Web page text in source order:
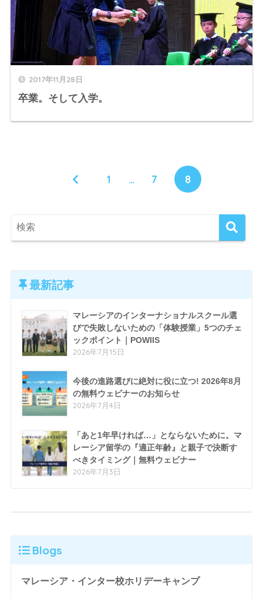
2017年11月28日
卒業。そして入学。
1 … 7 8
最新記事
マレーシアのインターナショナルスクール選
びで失敗しないための「体験授業」5つのチェ
ックポイント｜POWIIS
2026年7月15日
今後の進路選びに絶対に役に立つ! 2026年8月
の無料ウェビナーのお知らせ
2026年7月4日
「あと1年早ければ…」とならないために。マ
レーシア留学の『適正年齢』と親子で決断す
べきタイミング｜無料ウェビナー
2026年7月3日
Blogs
マレーシア・インター校ホリデーキャンプ